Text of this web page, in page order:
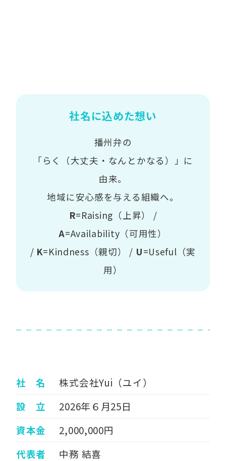
社名に込めた想い
播州弁の
「らく（大丈夫・なんとかなる）」に
由来。
地域に安心感を与える組織へ。
R=Raising（上昇） /
A=Availability（可用性）
/ K=Kindness（親切） / U=Useful（実
用）
社 名
株式会社Yui（ユイ）
設 立
2026年６月25日
資本金
2,000,000円
代表者
中務 結喜